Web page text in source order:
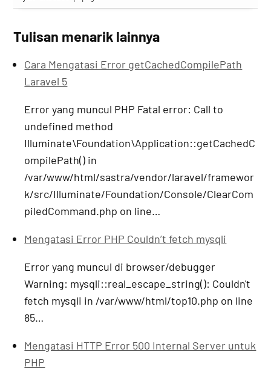
Tulisan menarik lainnya
Cara Mengatasi Error getCachedCompilePath
Laravel 5
Error yang muncul PHP Fatal error: Call to
undefined method
Illuminate\Foundation\Application::getCachedC
ompilePath() in
/var/www/html/sastra/vendor/laravel/framewor
k/src/Illuminate/Foundation/Console/ClearCom
piledCommand.php on line…
Mengatasi Error PHP Couldn’t fetch mysqli
Error yang muncul di browser/debugger
Warning: mysqli::real_escape_string(): Couldn't
fetch mysqli in /var/www/html/top10.php on line
85…
Mengatasi HTTP Error 500 Internal Server untuk
PHP